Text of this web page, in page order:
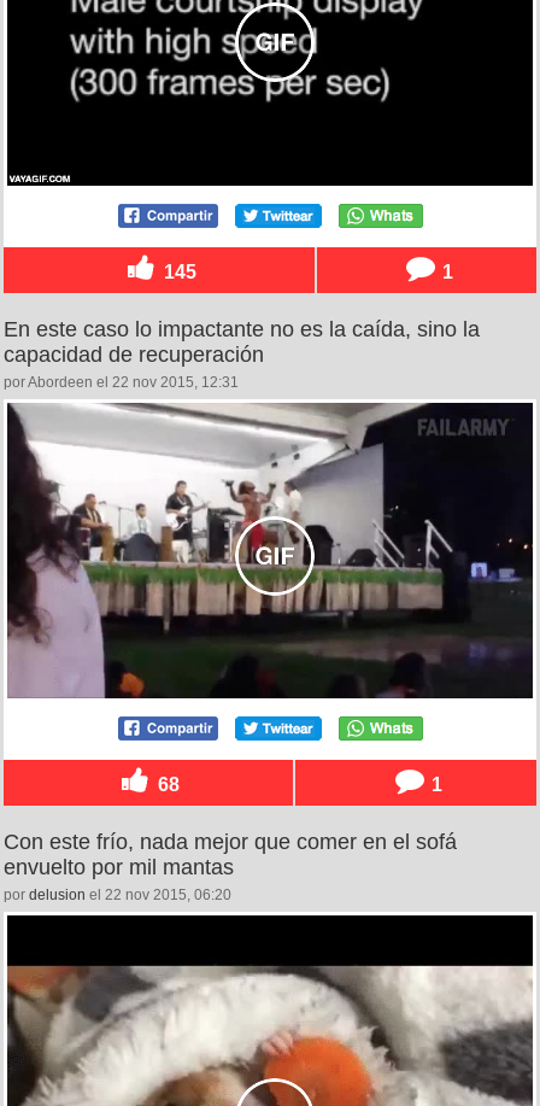
145 1
En este caso lo impactante no es la caída, sino la
capacidad de recuperación
por Abordeen el 22 nov 2015, 12:31
68 1
Con este frío, nada mejor que comer en el sofá
envuelto por mil mantas
por delusion el 22 nov 2015, 06:20